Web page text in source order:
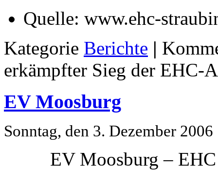
Quelle: www.ehc-
Kategorie Berichte |
erkämpfter Sieg der EHC-
EV Moosburg
Sonntag, den 3. Dezember 2006
EV Moosburg –